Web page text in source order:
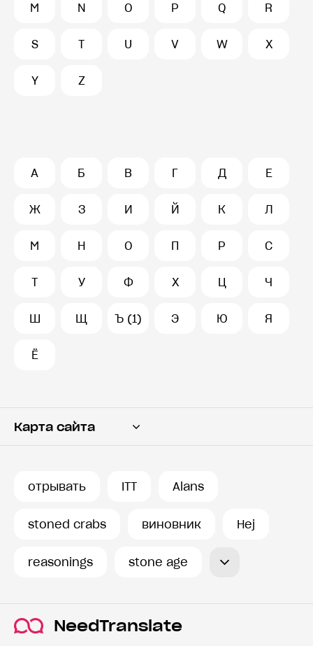
M N O P Q R
S T U V W X
Y Z
А Б В Г Д Е
Ж З И Й К Л
М Н О П Р С
Т У Ф Х Ц Ч
Ш Щ Ъ (1) Э Ю Я
Ё
Карта сайта
отрывать ITT Alans
stoned crabs виновник Hej
reasonings stone age
NeedTranslate